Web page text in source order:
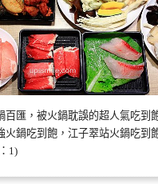
百匯，被火鍋耽誤的超人氣吃到
火鍋吃到飽，江子翠站火鍋吃到
1)